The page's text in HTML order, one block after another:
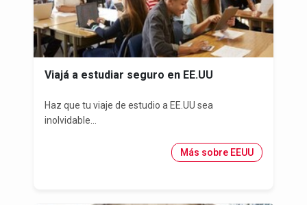
Viajá a estudiar seguro en EE.UU
Haz que tu viaje de estudio a EE.UU sea
inolvidable...
Más sobre EEUU